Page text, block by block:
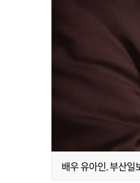
배우 유아인. 부산일